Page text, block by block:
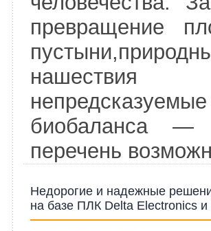
превращение
биобаланса
перечень
Недорогие и надежные
на базе ПЛК Delta Electronics